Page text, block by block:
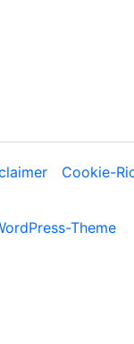
Cookie-
Theme